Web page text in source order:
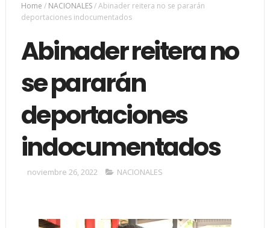
Home / NACIONALES/Abinader reitera no se pararán
deportaciones indocumentados
Abinader reitera no
se pararán
deportaciones
indocumentados
noviembre 26, 2022 NACIONALES